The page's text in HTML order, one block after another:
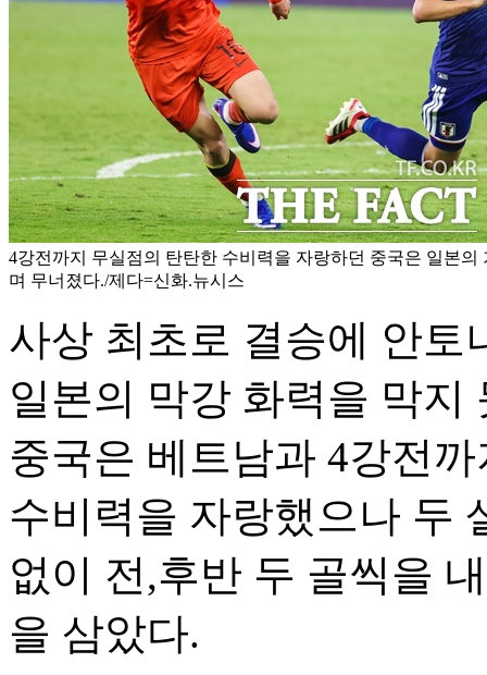
4강전까지 무실점의 탄탄한 수비력을 자랑하던 중국은 일본의
며 무너졌다./제다=신화.뉴시스
사상 최초로 결승에 안토
일본의 막강 화력을 막지
중국은 베트남과 4강전
수비력을 자랑했으나 두
없이 전,후반 두 골씩을
을 삼았다.